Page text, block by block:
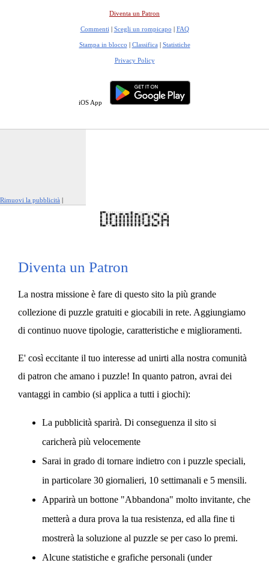
Diventa un Patron
Commenti | Scegli un rompicapo | FAQ
Stampa in blocco | Classifica | Statistiche
Privacy Policy
iOS App
Rimuovi la pubblicità |
Diventa un Patron
La nostra missione è fare di questo sito la più grande
collezione di puzzle gratuiti e giocabili in rete. Aggiungiamo
di continuo nuove tipologie, caratteristiche e miglioramenti.
E' così eccitante il tuo interesse ad unirti alla nostra comunità
di patron che amano i puzzle! In quanto patron, avrai dei
vantaggi in cambio (si applica a tutti i giochi):
La pubblicità sparirà. Di conseguenza il sito si
caricherà più velocemente
Sarai in grado di tornare indietro con i puzzle speciali,
in particolare 30 giornalieri, 10 settimanali e 5 mensili.
Apparirà un bottone "Abbandona" molto invitante, che
metterà a dura prova la tua resistenza, ed alla fine ti
mostrerà la soluzione al puzzle se per caso lo premi.
Alcune statistiche e grafiche personali (under